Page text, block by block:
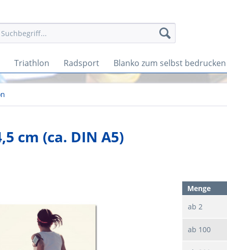
Triathlon Radsport Blanko zum selbst bedrucken
cm (ca. DIN A5)
Menge
ab2
ab 100